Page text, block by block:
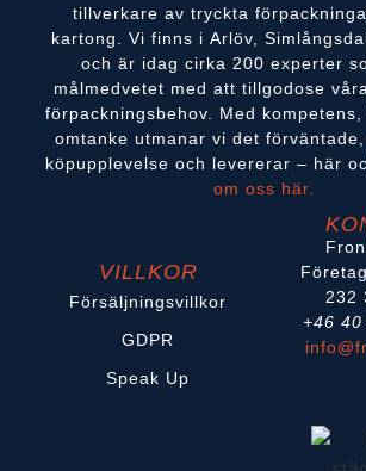
tillverkare av tryckta
kartong. Vi finns i Arlöv,
och är idag cirka 200 experter
målmedvetet med att tillgodose
förpackningsbehov. Med
omtanke utmanar vi det
köpupplevelse och levererar – här
om oss här.
VILLKOR
Försäljningsvillkor
GDPR
Speak Up
232
+46